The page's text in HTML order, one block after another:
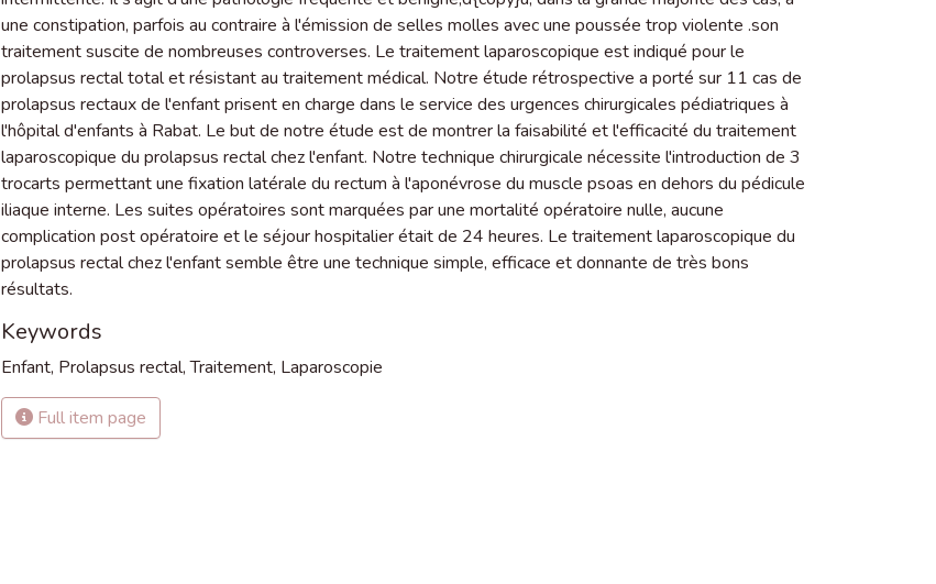
une constipation, parfois au contraire à l'émission de selles molles avec une poussée trop violente .son
traitement suscite de nombreuses controverses. Le traitement laparoscopique est indiqué pour le
prolapsus rectal total et résistant au traitement médical. Notre étude rétrospective a porté sur 11 cas de
prolapsus rectaux de l'enfant prisent en charge dans le service des urgences chirurgicales pédiatriques à
l'hôpital d'enfants à Rabat. Le but de notre étude est de montrer la faisabilité et l'efficacité du traitement
laparoscopique du prolapsus rectal chez l'enfant. Notre technique chirurgicale nécessite l'introduction de 3
trocarts permettant une fixation latérale du rectum à l'aponévrose du muscle psoas en dehors du pédicule
iliaque interne. Les suites opératoires sont marquées par une mortalité opératoire nulle, aucune
complication post opératoire et le séjour hospitalier était de 24 heures. Le traitement laparoscopique du
prolapsus rectal chez l'enfant semble être une technique simple, efficace et donnante de très bons
résultats.
Keywords
Enfant, Prolapsus rectal,Traitement, Laparoscopie
Full item page